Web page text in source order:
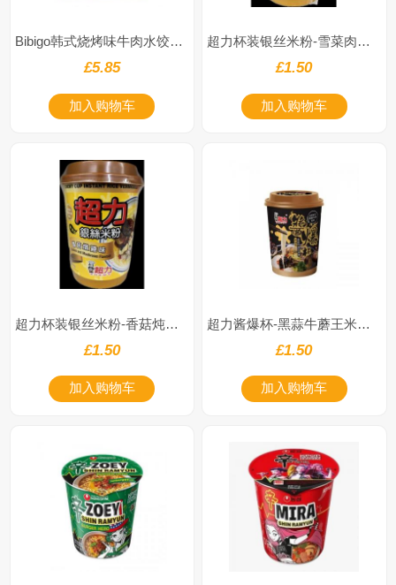
Bibigo韩式烧烤味牛肉水饺525g
£5.85
加入购物车
超力杯装银丝米粉-雪菜肉丝味65g
£1.50
加入购物车
超力杯装银丝米粉-香菇炖鸡味66g
£1.50
加入购物车
超力酱爆杯-黑蒜牛蘑王米粉77g
£1.50
加入购物车